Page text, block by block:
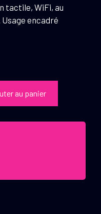
tactile, WiFi, au
encadré
au panier